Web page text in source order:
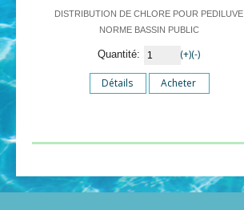
DISTRIBUTION DE CHLORE POUR PEDILUVE
NORME BASSIN PUBLIC
Quantité: (+)(-)
Détails Acheter